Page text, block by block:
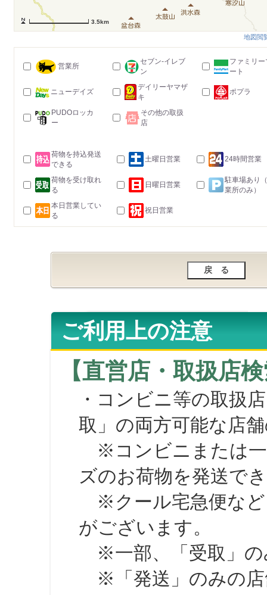
3.5km
地図閲
営業所
セブン-イレブ
ン
ファミリー
ート
ニューデイズ
デイリーヤマザ
キ
ポプラ
PUDOロッカ
ー
その他の取扱
店
荷物を持込発送
できる
土曜日営業 24時間営業
荷物を受け取れ
る
日曜日営業
駐車場あり
業所のみ）
本日営業してい
る
祝日営業
ご利用上の注意
【直営店・取扱店
・コンビニ等の取扱
取」の両方可能な店
※コンビニまたは一
ズのお荷物を発送で
※クール宅急便など
がございます。
※一部、「受取」の
※「発送」のみの店